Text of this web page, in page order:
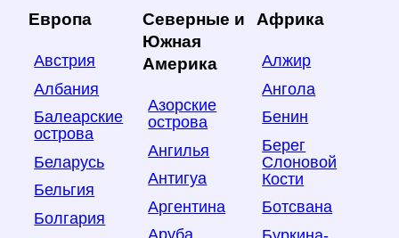
Европа
Австрия
Албания
Балеарские
острова
Беларусь
Бельгия
Болгария
Северные и
Южная
Америка
Азорские
острова
Ангилья
Антигуа
Аргентина
Африка
Алжир
Ангола
Бенин
Берег
Слоновой
Кости
Ботсвана